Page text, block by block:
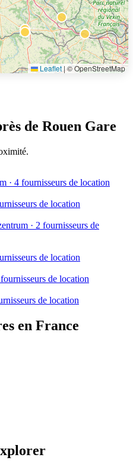
Leaflet |© OpenStreetMap
de Rouen Gare
· 4 fournisseurs de location
de location
· 2 fournisseurs de
de location
de location
de location
en France